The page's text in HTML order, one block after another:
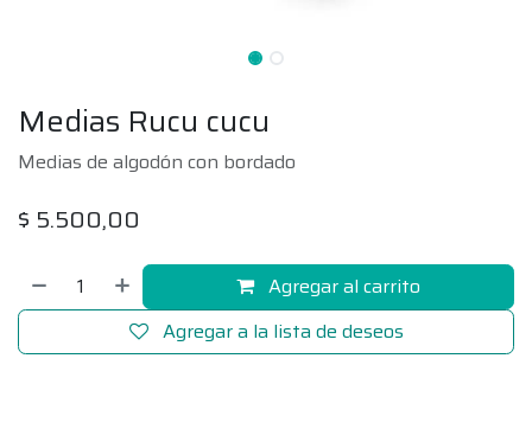
Medias Rucu cucu
Medias de algodón con bordado
$ 5.500,00
Agregar al carrito
Agregar a la lista de deseos